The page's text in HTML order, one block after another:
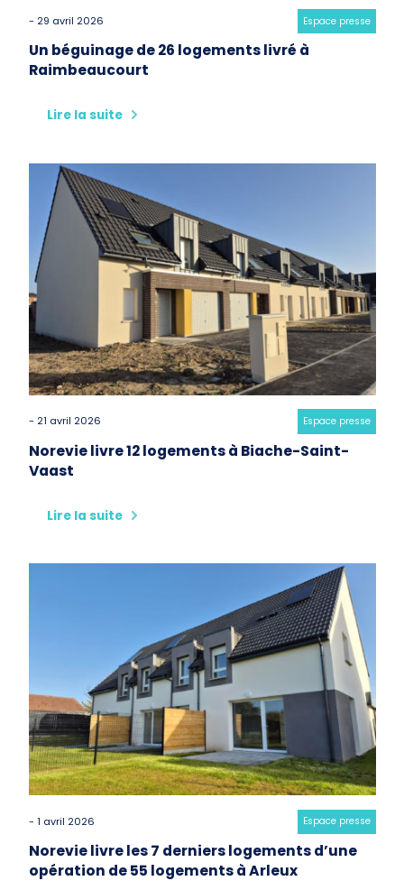
- 29 avril 2026 Category:
Espace presse
Un béguinage de 26 logements livré à
Raimbeaucourt
Lire la suite
- 21 avril 2026 Category:
Espace presse
Norevie livre 12 logements à Biache-Saint-
Vaast
Lire la suite
- 1 avril 2026 Category:
Espace presse
Norevie livre les 7 derniers logements d’une
opération de 55 logements à Arleux